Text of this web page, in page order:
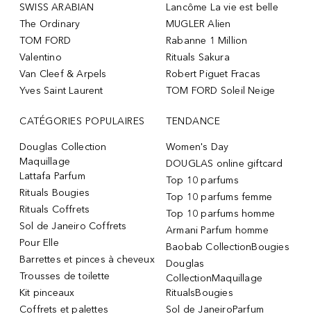
SWISS ARABIAN
The Ordinary
TOM FORD
Valentino
Van Cleef & Arpels
Yves Saint Laurent
Lancôme La vie est belle
MUGLER Alien
Rabanne 1 Million
Rituals Sakura
Robert Piguet Fracas
TOM FORD Soleil Neige
CATÉGORIES POPULAIRES
Douglas Collection
Maquillage
Lattafa Parfum
Rituals Bougies
Rituals Coffrets
Sol de Janeiro Coffrets
Pour Elle
Barrettes et pinces à cheveux
Trousses de toilette
Kit pinceaux
Coffrets et palettes
TENDANCE
Women's Day
DOUGLAS online giftcard
Top 10 parfums
Top 10 parfums femme
Top 10 parfums homme
Armani Parfum homme
Baobab CollectionBougies
Douglas
CollectionMaquillage
RitualsBougies
Sol de JaneiroParfum